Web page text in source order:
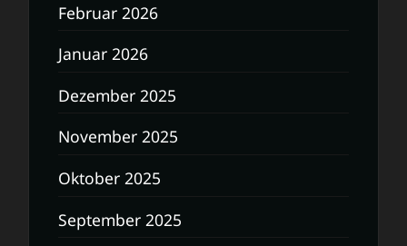
Februar 2026
Januar 2026
Dezember 2025
November 2025
Oktober 2025
September 2025